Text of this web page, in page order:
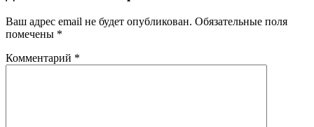
Ваш адрес email не будет опубликован. Обязательные поля
помечены *
Комментарий *